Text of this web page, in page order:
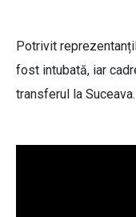
Potrivit
fost intubată, iar
transferul la Suceava.